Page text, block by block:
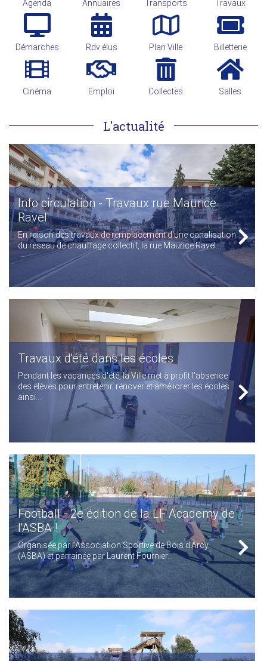
Agenda Annuaires Transports Travaux
Démarches Rdv élus Plan Ville Billetterie
Cinéma Emploi Collectes Salles
L'actualité
Info circulation - Travaux rue Maurice
Ravel
En raison des travaux de remplacement d'une canalisation
du réseau de chauffage collectif, la rue Maurice Ravel...
Travaux d'été dans les écoles
Pendant les vacances d'été, la Ville met à profit l'absence
des élèves pour entretenir, rénover et améliorer les écoles
ainsi...
Football - 2e édition de la LF Academy de
l'ASBA !
Organisée par l'Association Sportive de Bois d'Arcy
(ASBA) et parrainée par Laurent Fournier...